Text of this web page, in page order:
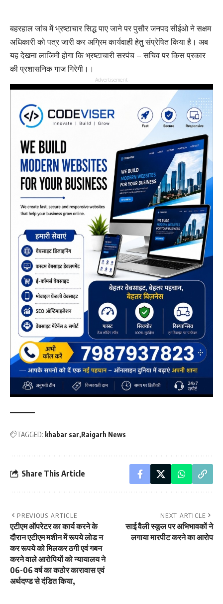
बहरहाल जांच में भ्रष्टाचार सिद्ध पाए जाने पर पुसौर जनपद सीईओ ने सक्षम
अधिकारी को पत्र जारी कर अग्रिम कार्यवाही हेतु संप्रेषित किया है। अब
यह देखना लाजिमी होगा कि भ्रष्टाचारी सरपंच – सचिव पर किस प्रकार
की प्रशासनिक गाज गिरेगी।।
Advertisement
TAGGED: khabar sar Raigarh News
Share This Article
PREVIOUS ARTICLE
एटीएम ऑपरेटर का कार्य करने के
दौरान एटीएम मशीन में रूपये लोड न
कर रूपये को मिलकर ठगी एवं गबन
करने वाले आरोपियों को न्यायालय ने
06-06 वर्ष का कठोर कारावास एवं
अर्थदण्ड से दंडित किया,
NEXT ARTICLE
साई वैली स्कूल पर अभिभावकों ने
लगाया मारपीट करने का आरोप